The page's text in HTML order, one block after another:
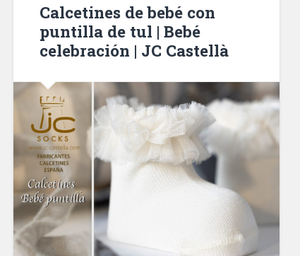
Calcetines de bebé con
puntilla de tul | Bebé
celebración | JC Castellà